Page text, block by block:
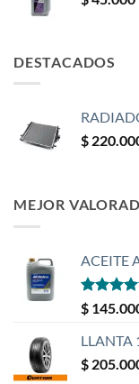
DESTACADOS
$
MEJOR
ACEITE
Valorado
con
$
LLANTA
$